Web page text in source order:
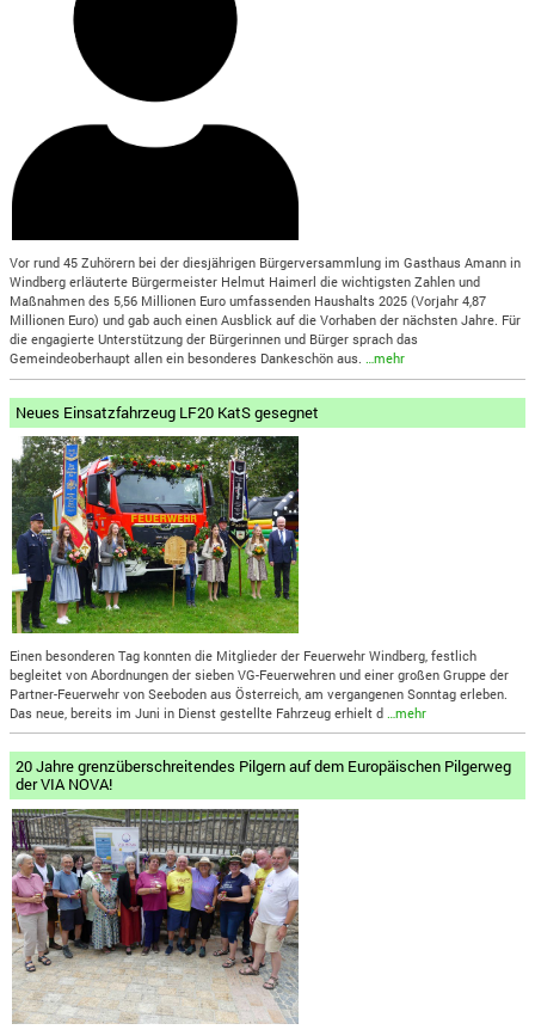
Vor rund 45 Zuhörern bei der diesjährigen Bürgerversammlung im Gasthaus Amann in
Windberg erläuterte Bürgermeister Helmut Haimerl die wichtigsten Zahlen und
Maßnahmen des 5,56 Millionen Euro umfassenden Haushalts 2025 (Vorjahr 4,87
Millionen Euro) und gab auch einen Ausblick auf die Vorhaben der nächsten Jahre. Für
die engagierte Unterstützung der Bürgerinnen und Bürger sprach das
Gemeindeoberhaupt allen ein besonderes Dankeschön aus.…mehr
Neues Einsatzfahrzeug LF20 KatS gesegnet
Einen besonderen Tag konnten die Mitglieder der Feuerwehr Windberg, festlich
begleitet von Abordnungen der sieben VG-Feuerwehren und einer großen Gruppe der
Partner-Feuerwehr von Seeboden aus Österreich, am vergangenen Sonntag erleben.
Das neue, bereits im Juni in Dienst gestellte Fahrzeug erhielt d…mehr
20 Jahre grenzüberschreitendes Pilgern auf dem Europäischen Pilgerweg
der VIA NOVA!